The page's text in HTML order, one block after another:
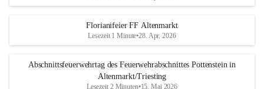
Florianifeier FF Altenmarkt
Lesezeit 1 Minute•28. Apr. 2026
Abschnittsfeuerwehrtag des Feuerwehrabschnittes Pottenstein in
Altenmarkt/Triesting
Lesezeit 2 Minuten•15. Mai 2026